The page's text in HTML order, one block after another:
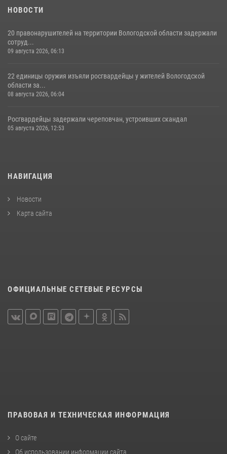
НОВОСТИ
20 правонарушителей на территории Вологодской области задержали
сотруд...
09 августа 2026, 06:13
22 единицы оружия изъяли росгвардейцы у жителей Вологодской
области за...
08 августа 2026, 06:04
Росгвардейцы задержали череповчан, устроивших скандал
05 августа 2026, 12:53
НАВИГАЦИЯ
Новости
Карта сайта
ОФИЦИАЛЬНЫЕ СЕТЕВЫЕ РЕСУРСЫ
ПРАВОВАЯ И ТЕХНИЧЕСКАЯ ИНФОРМАЦИЯ
О сайте
Об использовании информации сайта